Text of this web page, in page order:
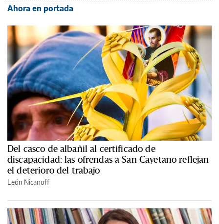
Ahora en portada
Del casco de albañil al certificado de
discapacidad: las ofrendas a San Cayetano reflejan
el deterioro del trabajo
León Nicanoff